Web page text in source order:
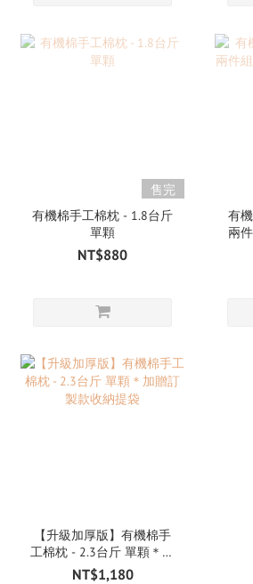
售完
有機棉手工棉枕 - 1.8台斤
單顆
NT$880
有
兩
【升級加厚版】有機棉手
工棉枕 - 2.3台斤 單顆＊加
贈訂製款收納提袋
NT$1,180